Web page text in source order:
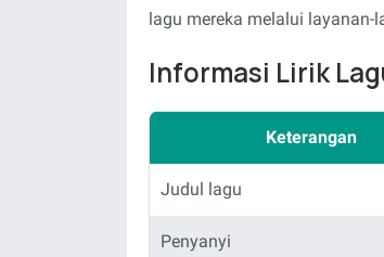
lagu mereka melalui layanan-
Informasi Lirik
Keterangan
Judul lagu
Penyanyi